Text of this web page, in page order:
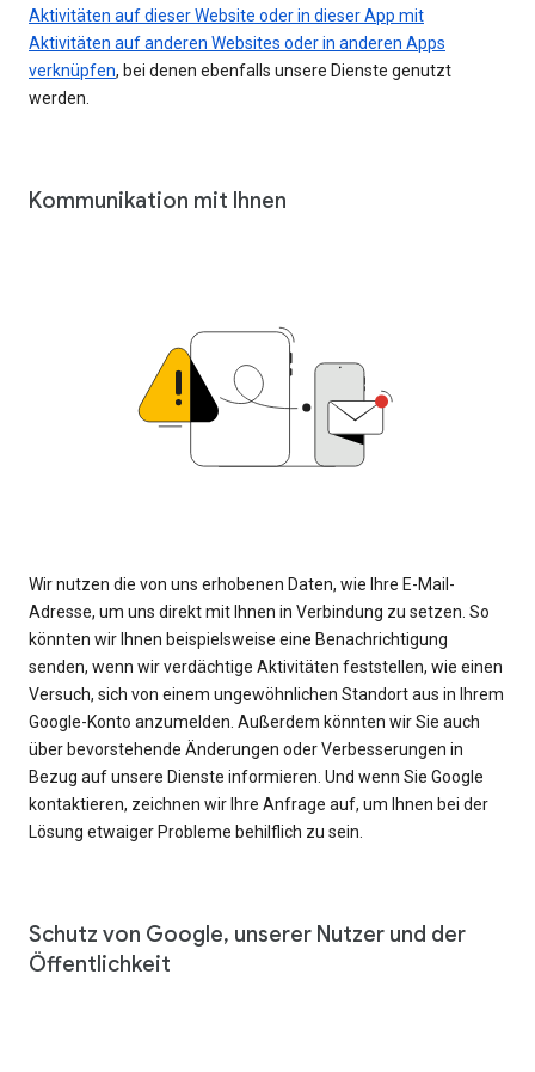
Aktivitäten auf dieser Website oder in dieser App mit
Aktivitäten auf anderen Websites oder in anderen Apps
verknüpfen, bei denen ebenfalls unsere Dienste genutzt
werden.
Kommunikation mit Ihnen
Wir nutzen die von uns erhobenen Daten, wie Ihre E-Mail-
Adresse, um uns direkt mit Ihnen in Verbindung zu setzen. So
könnten wir Ihnen beispielsweise eine Benachrichtigung
senden, wenn wir verdächtige Aktivitäten feststellen, wie einen
Versuch, sich von einem ungewöhnlichen Standort aus in Ihrem
Google-Konto anzumelden. Außerdem könnten wir Sie auch
über bevorstehende Änderungen oder Verbesserungen in
Bezug auf unsere Dienste informieren. Und wenn Sie Google
kontaktieren, zeichnen wir Ihre Anfrage auf, um Ihnen bei der
Lösung etwaiger Probleme behilflich zu sein.
Schutz von Google, unserer Nutzer und der
Öffentlichkeit